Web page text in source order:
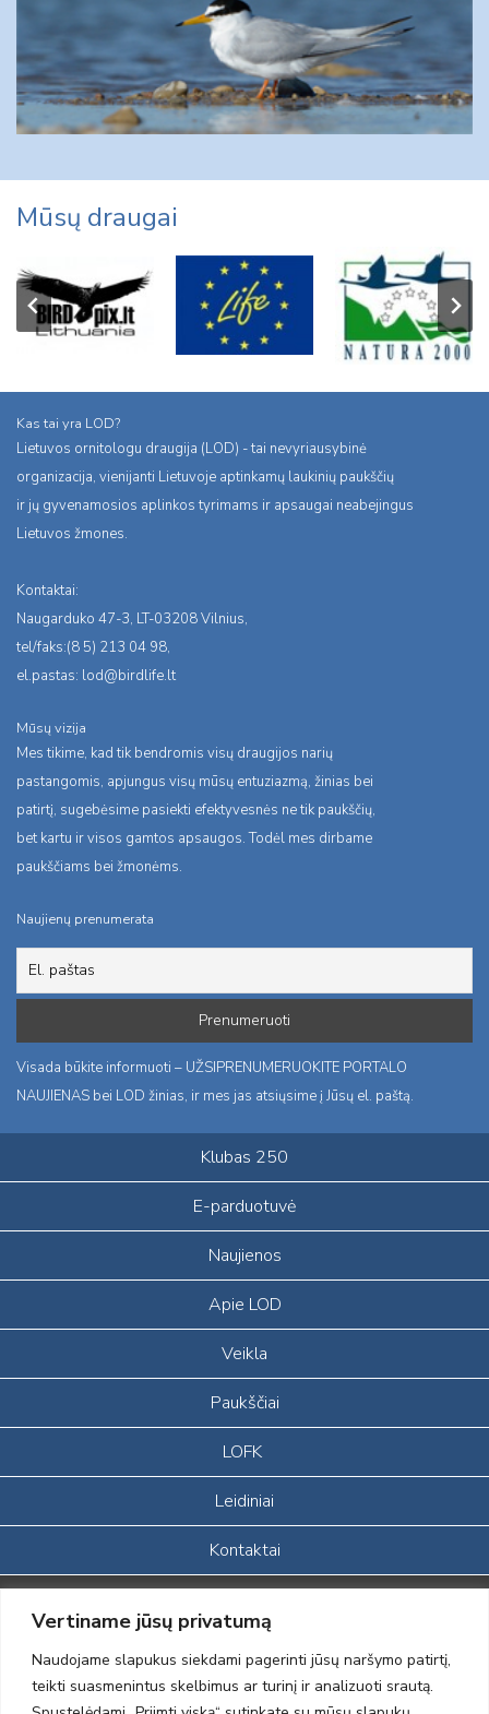
Vertiname jūsų privatumą
Naudojame slapukus siekdami pagerinti jūsų naršymo patirtį,
teikti suasmenintus skelbimus ar turinį ir analizuoti srautą.
Mūsų draugai
Kas tai yra LOD?
Lietuvos ornitologu draugija (LOD) - tai nevyriausybinė
organizacija, vienijanti Lietuvoje aptinkamų laukinių paukščių
ir jų gyvenamosios aplinkos tyrimams ir apsaugai neabejingus
Lietuvos žmones.
Kontaktai:
Naugarduko 47-3, LT-03208 Vilnius,
tel/faks:(8 5) 213 04 98,
el.pastas: lod@birdlife.lt
Mūsų vizija
Mes tikime, kad tik bendromis visų draugijos narių
pastangomis, apjungus visų mūsų entuziazmą, žinias bei
patirtį, sugebėsime pasiekti efektyvesnės ne tik paukščių,
bet kartu ir visos gamtos apsaugos. Todėl mes dirbame
paukščiams bei žmonėms.
Naujienų prenumerata
Visada būkite informuoti – UŽSIPRENUMERUOKITE PORTALO
NAUJIENAS bei LOD žinias, ir mes jas atsiųsime į Jūsų el. paštą.
Klubas 250
E-parduotuvė
Naujienos
Apie LOD
Veikla
Paukščiai
LOFK
Leidiniai
Kontaktai
Portalas sukurtas įgyvendinant Lietuvos Respublikos, Europos
ekonominės erdvės ir Norvegijos finansinių mechanizmų iš dalies
finansuojamą paprojektį
„LOD visuomeninės /gamtosauginės veiklos sustiprinimas ir įvaizdžio
formavimas įtraukiant visuomenę į aplinkosauginių tyrimų veiklą“